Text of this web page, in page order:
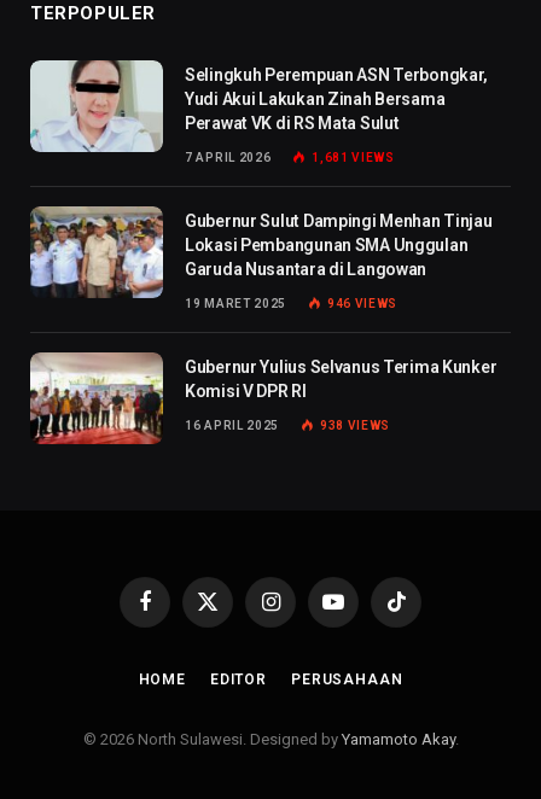
TERPOPULER
Selingkuh Perempuan ASN Terbongkar,
Yudi Akui Lakukan Zinah Bersama
Perawat VK di RS Mata Sulut
7 APRIL 2026 1,681VIEWS
Gubernur Sulut Dampingi Menhan Tinjau
Lokasi Pembangunan SMA Unggulan
Garuda Nusantara di Langowan
19 MARET 2025 946 VIEWS
Gubernur Yulius Selvanus Terima Kunker
Komisi V DPR RI
16 APRIL 2025 938 VIEWS
Facebook
X
InstagramYouTubeTikTok
HOME EDITOR PERUSAHAAN
© 2026 North Sulawesi. Designed by Yamamoto Akay.